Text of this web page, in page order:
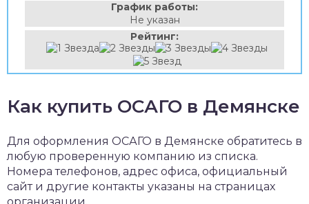
График работы:
Не указан
Рейтинг:
Как купить ОСАГО в Демянске
Для оформления ОСАГО в Демянске обратитесь в
любую проверенную компанию из списка.
Номера телефонов, адрес офиса, официальный
сайт и другие контакты указаны на страницах